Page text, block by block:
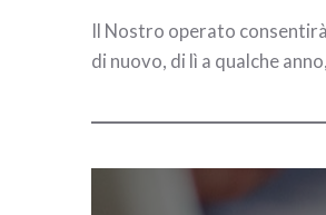
Il Nostro operato
di nuovo, di lì a qualche anno,